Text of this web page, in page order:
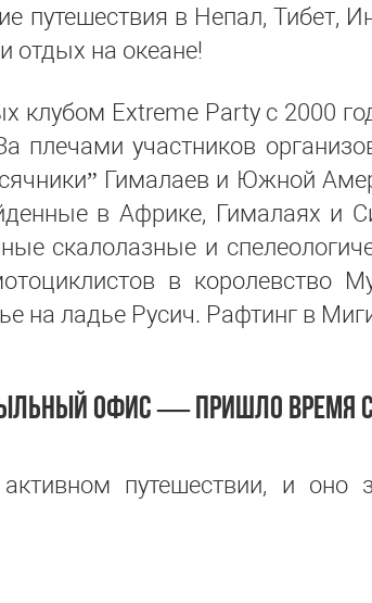
путешествия в Непал, Тибет,
отдых на океане!
клубом Extreme Party с 2000
плечами участников
Гималаев и Южной
в Африке, Гималаях и
скалолазные и
в королевство
на ладье Русич. Рафтинг в
ОФИС — ПРИШЛО ВРЕМЯ
активном путешествии, и